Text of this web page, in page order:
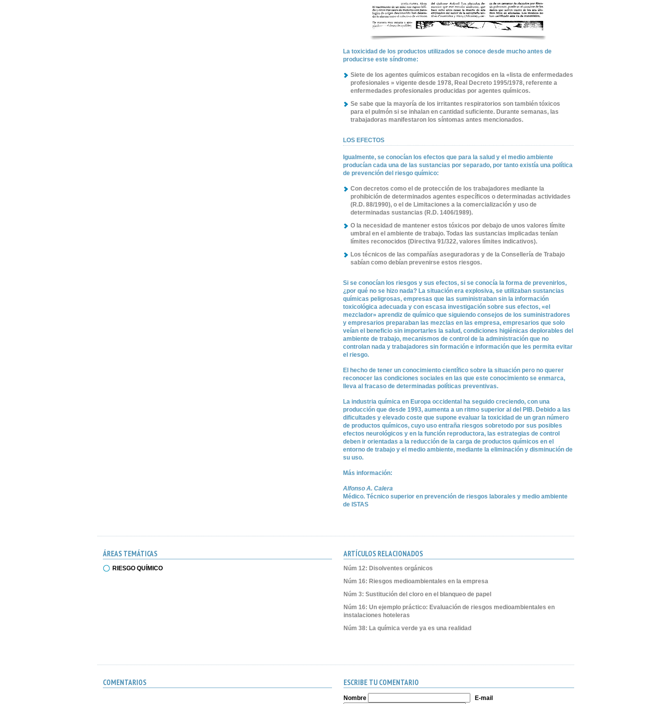
La toxicidad de los productos utilizados se conoce desde mucho antes de
producirse este síndrome:
Siete de los agentes químicos estaban recogidos en la «lista de enfermedades
profesionales » vigente desde 1978, Real Decreto 1995/1978, referente a
enfermedades profesionales producidas por agentes químicos.
Se sabe que la mayoría de los irritantes respiratorios son también tóxicos
para el pulmón si se inhalan en cantidad suficiente. Durante semanas, las
trabajadoras manifestaron los síntomas antes mencionados.
LOS EFECTOS
Igualmente, se conocían los efectos que para la salud y el medio ambiente
producían cada una de las sustancias por separado, por tanto existía una política
de prevención del riesgo químico:
Con decretos como el de protección de los trabajadores mediante la
prohibición de determinados agentes específicos o determinadas actividades
(R.D. 88/1990), o el de Limitaciones a la comercialización y uso de
determinadas sustancias (R.D. 1406/1989).
O la necesidad de mantener estos tóxicos por debajo de unos valores límite
umbral en el ambiente de trabajo. Todas las sustancias implicadas tenían
límites reconocidos (Directiva 91/322, valores límites indicativos).
Los técnicos de las compañías aseguradoras y de la Consellería de Trabajo
sabían como debían prevenirse estos riesgos.
Si se conocían los riesgos y sus efectos, si se conocía la forma de prevenirlos,
¿por qué no se hizo nada? La situación era explosiva, se utilizaban sustancias
químicas peligrosas, empresas que las suministraban sin la información
toxicológica adecuada y con escasa investigación sobre sus efectos, «el
mezclador» aprendiz de químico que siguiendo consejos de los suministradores
y empresarios preparaban las mezclas en las empresa, empresarios que solo
veían el beneficio sin importarles la salud, condiciones higiénicas deplorables del
ambiente de trabajo, mecanismos de control de la administración que no
controlan nada y trabajadores sin formación e información que les permita evitar
el riesgo.
El hecho de tener un conocimiento científico sobre la situación pero no querer
reconocer las condiciones sociales en las que este conocimiento se enmarca,
lleva al fracaso de determinadas políticas preventivas.
La industria química en Europa occidental ha seguido creciendo, con una
producción que desde 1993, aumenta a un ritmo superior al del PIB. Debido a las
dificultades y elevado coste que supone evaluar la toxicidad de un gran número
de productos químicos, cuyo uso entraña riesgos sobretodo por sus posibles
efectos neurológicos y en la función reproductora, las estrategias de control
deben ir orientadas a la reducción de la carga de productos químicos en el
entorno de trabajo y el medio ambiente, mediante la eliminación y disminución de
su uso.
Más información:
Alfonso A. Calera
Médico. Técnico superior en prevención de riesgos laborales y medio ambiente
de ISTAS
ÁREAS TEMÁTICAS
RIESGO QUÍMICO
ARTÍCULOS RELACIONADOS
Núm 12: Disolventes orgánicos
Núm 16: Riesgos medioambientales en la empresa
Núm 3: Sustitución del cloro en el blanqueo de papel
Núm 16: Un ejemplo práctico: Evaluación de riesgos medioambientales en
instalaciones hoteleras
Núm 38: La química verde ya es una realidad
COMENTARIOS ESCRIBE TU COMENTARIO
Nombre E-mail